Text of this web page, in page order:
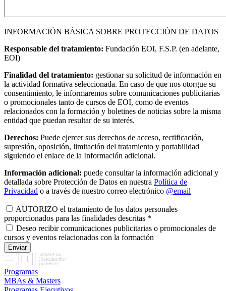
INFORMACIÓN BÁSICA SOBRE PROTECCIÓN DE DATOS
Responsable del tratamiento: Fundación EOI, F.S.P. (en adelante,
EOI)
Finalidad del tratamiento: gestionar su solicitud de información en
la actividad formativa seleccionada. En caso de que nos otorgue su
consentimiento, le informaremos sobre comunicaciones publicitarias
o promocionales tanto de cursos de EOI, como de eventos
relacionados con la formación y boletines de noticias sobre la misma
entidad que puedan resultar de su interés.
Derechos: Puede ejercer sus derechos de acceso, rectificación,
supresión, oposición, limitación del tratamiento y portabilidad
siguiendo el enlace de la Información adicional.
Información adicional: puede consultar la información adicional y
detallada sobre Protección de Datos en nuestra Política de
Privacidad o a través de nuestro correo electrónico @email
AUTORIZO el tratamiento de los datos personales
proporcionados para las finalidades descritas *
Deseo recibir comunicaciones publicitarias o promocionales de
cursos y eventos relacionados con la formación
Programas
MBAs & Masters